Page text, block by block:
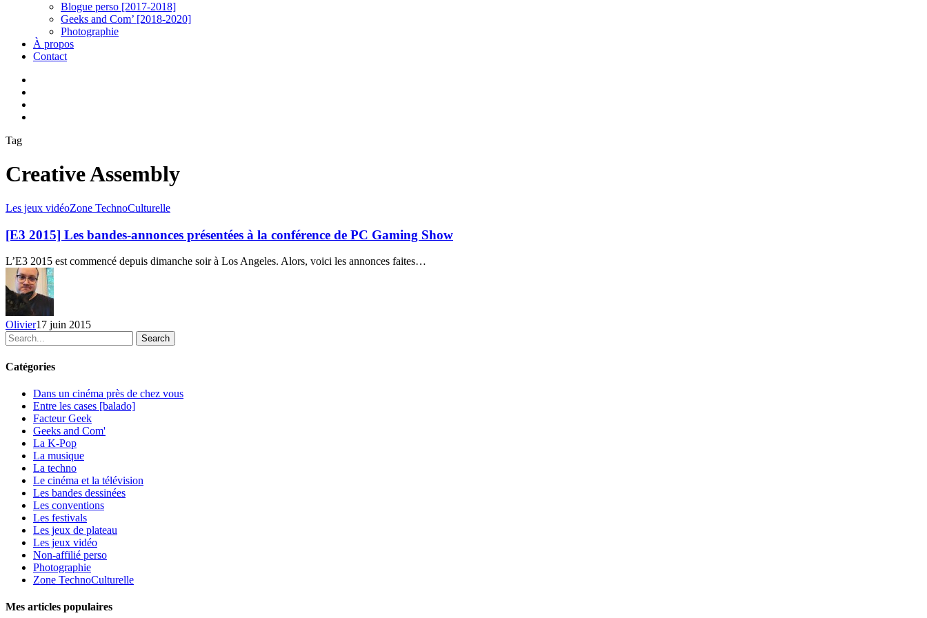
Blogue perso [2017-2018]
Geeks and Com’ [2018-2020]
Photographie
À propos
Contact
Tag
Creative Assembly
[E3
Les
bandes-
annonces
présentées
la
conférence
de
PC
Gaming
Les jeux vidéoZone TechnoCulturelle
[E3 2015] Les bandes-annonces présentées à la conférence de PC Gaming Show
L’E3 2015 est commencé depuis dimanche soir à Los Angeles. Alors, voici les annonces faites…
Olivier17 juin 2015
Search
Catégories
Dans un cinéma près de chez vous
Entre les cases [balado]
Facteur Geek
Geeks and Com'
La K-Pop
La musique
La techno
Le cinéma et la télévision
Les bandes dessinées
Les conventions
Les festivals
Les jeux de plateau
Les jeux vidéo
Non-affilié perso
Photographie
Zone TechnoCulturelle
Mes articles populaires